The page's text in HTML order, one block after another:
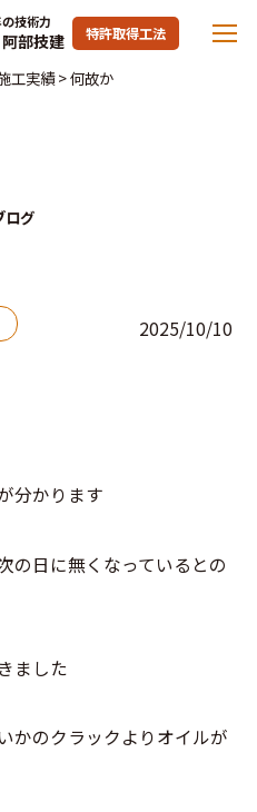
技術力
阿部技建 特許取得工法
工実績>何故か
ログ
2025/10/10
分かります
日に無くなっているとの
ました
かのクラックよりオイルが